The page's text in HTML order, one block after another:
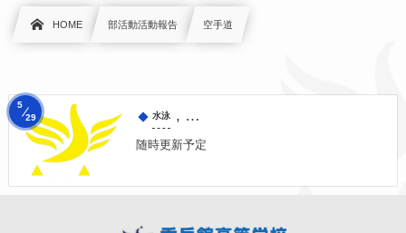
HOME 部活動活動報告 空手道
水泳 , …
随時更新予定
5
29